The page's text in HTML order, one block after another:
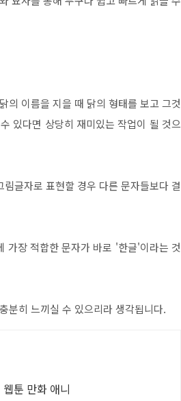
의 이름을 지을 때 닭의 형태를 보고 그것
있다면 상당히 재미있는 작업이 될 것으
글자로 표현할 경우 다른 문자들보다 결
장 적합한 문자가 바로 '한글'이라는 것
분히 느끼실 수 있으리라 생각됩니다.
소양 발상과표현 애니메이션 웹툰 만화 애니